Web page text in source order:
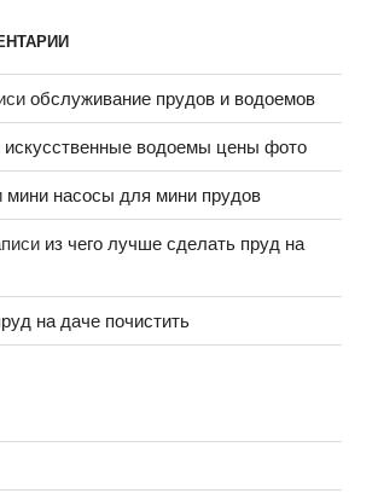
обслуживание прудов и водоемов
искусственные водоемы цены фото
мини насосы для мини прудов
из чего лучше сделать пруд на
на даче почистить